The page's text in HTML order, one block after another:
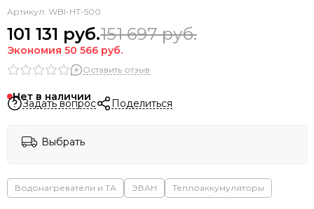
Артикул: WBI-HT-500
101 131 руб.151 697руб.
Экономия 50 566 руб.
Оставить отзыв
Нет в наличии
Задать вопрос Поделиться
Выбрать
Водонагреватели и ТА ЭВАН Теплоаккумуляторы